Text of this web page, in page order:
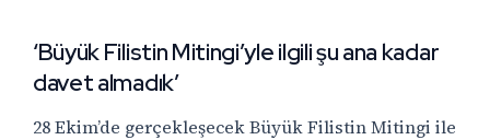
‘Büyük Filistin Mitingi’yle ilgili şu ana kadar
davet almadık’
28 Ekim’de gerçekleşecek Büyük Filistin Mitingi ile